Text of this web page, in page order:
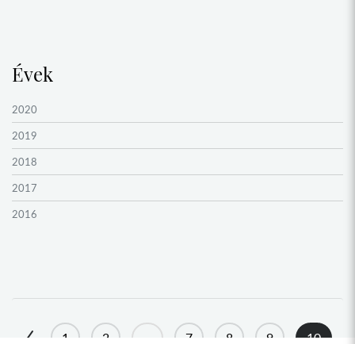
Évek
2020
2019
2018
2017
2016
1 2 7 8 9 10